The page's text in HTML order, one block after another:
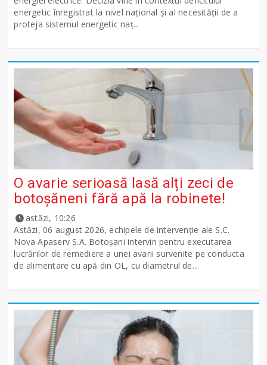
energetic înregistrat la nivel național și al necesității de a
proteja sistemul energetic naț...
O avarie serioasă lasă alți zeci de
botoșăneni fără apă la robinete!
astăzi, 10:26
Astăzi, 06 august 2026, echipele de intervenție ale S.C.
Nova Apaserv S.A. Botoșani intervin pentru executarea
lucrărilor de remediere a unei avarii survenite pe conducta
de alimentare cu apă din OL, cu diametrul de...